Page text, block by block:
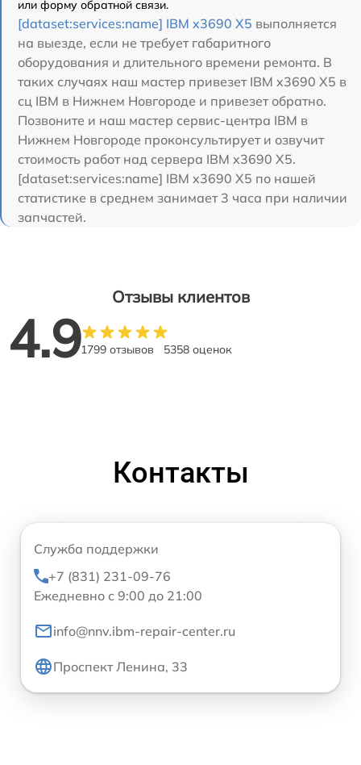
или форму обратной связи.
[dataset:services:name] IBM x3690 X5 выполняется
на выезде, если не требует габаритного
оборудования и длительного времени ремонта. В
таких случаях наш мастер привезет IBM x3690 X5 в
сц IBM в Нижнем Новгороде и привезет обратно.
Позвоните и наш мастер сервис-центра IBM в
Нижнем Новгороде проконсультирует и озвучит
стоимость работ над сервера IBM x3690 X5.
[dataset:services:name] IBM x3690 X5 по нашей
статистике в среднем занимает 3 часа при наличии
запчастей.
Отзывы клиентов
4.91799 отзывов 5358 оценок
Контакты
Служба поддержки
+7 (831) 231-09-76
Ежедневно с 9:00 до 21:00
info@nnv.ibm-repair-center.ru
Проспект Ленина, 33